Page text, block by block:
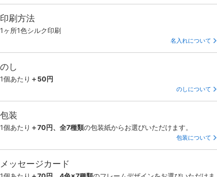
印刷方法
1ヶ所1色シルク印刷
名入れについて
のし
1個あたり ＋50円
のしについて
包装
1個あたり ＋70円、全7種類の包装紙からお選びいただけます。
包装について
メッセージカード